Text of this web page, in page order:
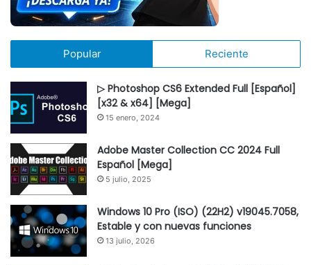
Popular Reciente
▷ Photoshop CS6 Extended Full [Español]
[x32 & x64] [Mega]
15 enero, 2024
Adobe Master Collection CC 2024 Full
Español [Mega]
5 julio, 2025
Windows 10 Pro (ISO) (22H2) v19045.7058,
Estable y con nuevas funciones
13 julio, 2026